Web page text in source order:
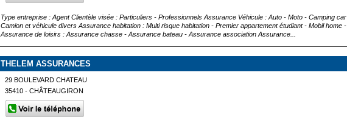
Type entreprise : Agent Clientèle visée : Particuliers - Professionnels Assurance Véhicule : Auto - Moto - Camping
Camion et véhicule divers Assurance habitation : Multi risque habitation - Premier appartement étudiant - Mobil home
Assurance de loisirs : Assurance chasse - Assurance bateau - Assurance association Assurance...
THELEM ASSURANCES
29 BOULEVARD CHATEAU
35410 - CHÂTEAUGIRON